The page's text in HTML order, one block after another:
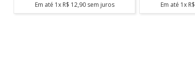
Em até 1x R$ 12,90sem juros Em até 1x R$